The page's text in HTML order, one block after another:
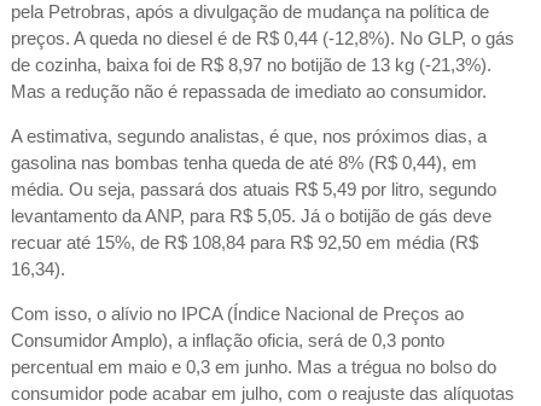
pela Petrobras, após a divulgação de mudança na política de
preços. A queda no diesel é de R$ 0,44 (-12,8%). No GLP, o gás
de cozinha, baixa foi de R$ 8,97 no botijão de 13 kg (-21,3%).
Mas a redução não é repassada de imediato ao consumidor.
A estimativa, segundo analistas, é que, nos próximos dias, a
gasolina nas bombas tenha queda de até 8% (R$ 0,44), em
média. Ou seja, passará dos atuais R$ 5,49 por litro, segundo
levantamento da ANP, para R$ 5,05. Já o botijão de gás deve
recuar até 15%, de R$ 108,84 para R$ 92,50 em média (R$
16,34).
Com isso, o alívio no IPCA (Índice Nacional de Preços ao
Consumidor Amplo), a inflação oficia, será de 0,3 ponto
percentual em maio e 0,3 em junho. Mas a trégua no bolso do
consumidor pode acabar em julho, com o reajuste das alíquotas